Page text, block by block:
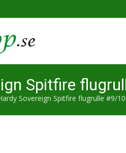
Spitfire
Sovereign Spitfire flugrulle #9/